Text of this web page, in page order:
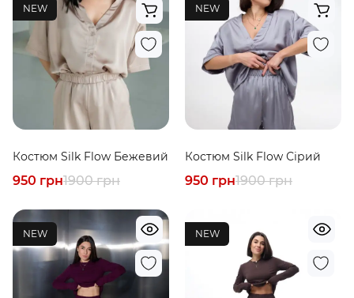
NEW
Костюм Silk Flow Бежевий
1900 грн
950 грн
NEW
Костюм Silk Flow Сірий
1900 грн
950 грн
NEW NEW